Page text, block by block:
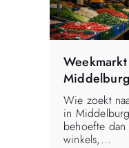
Middelburg
Wie zoekt
in
behoefte
winkels,...